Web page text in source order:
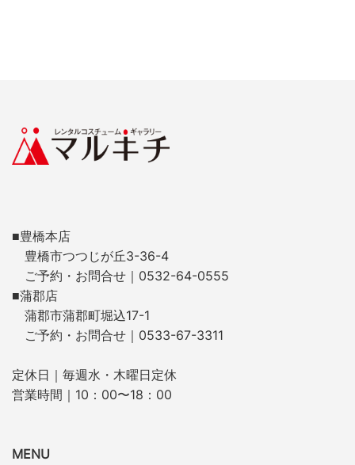
■豊橋本店
豊橋市つつじが丘3-36-4
ご予約・お問合せ｜0532-64-0555
■蒲郡店
蒲郡市蒲郡町堀込17-1
ご予約・お問合せ｜0533-67-3311
定休日｜毎週水・木曜日定休
営業時間｜10：00〜18：00
MENU